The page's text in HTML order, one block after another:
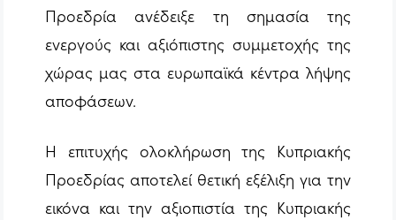
Προεδρία ανέδειξε τη σημασία της
ενεργούς και αξιόπιστης συμμετοχής της
χώρας μας στα ευρωπαϊκά κέντρα λήψης
αποφάσεων.
Η επιτυχής ολοκλήρωση της Κυπριακής
Προεδρίας αποτελεί θετική εξέλιξη για την
εικόνα και την αξιοπιστία της Κυπριακής